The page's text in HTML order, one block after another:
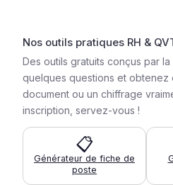
Nos outils pratiques RH &
Des outils gratuits conçus par
quelques questions et obtenez
document ou un chiffrage
inscription, servez-vous !
📋
Générateur de fiche de
poste